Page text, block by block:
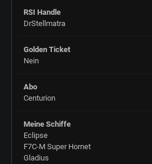
RSI Handle
DrStellmatra
Golden Ticket
Nein
Abo
Centurion
Meine Schiffe
Eclipse
F7C-M Super Hornet
Gladius